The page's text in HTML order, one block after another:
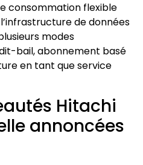
consommation flexible
de données
modes
bail, abonnement basé
en tant que service
Hitachi
annoncées